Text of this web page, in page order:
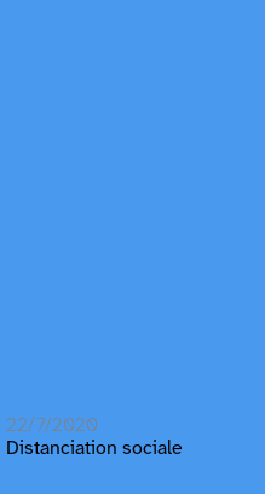
22/7/2020
Distanciation sociale